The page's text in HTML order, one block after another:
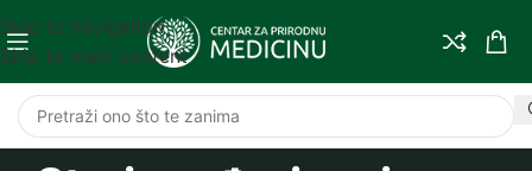
Skip to navigation
Skip to main content